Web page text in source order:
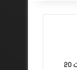
أيت منا: “الوداد اليوم عايشة بسبابي وخسرت 20